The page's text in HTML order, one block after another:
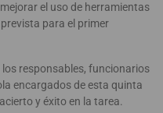
el uso de herramientas
para el primer
responsables, funcionarios
encargados de esta quinta
y éxito en la tarea.